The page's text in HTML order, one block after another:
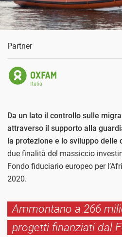
Partner
Da un lato il controllo sulle
attraverso il supporto alla
la protezione e lo sviluppo delle
due finalità del massiccio
Fondo fiduciario europeo per
2020.
Ammontano a 266
progetti finanziati dal